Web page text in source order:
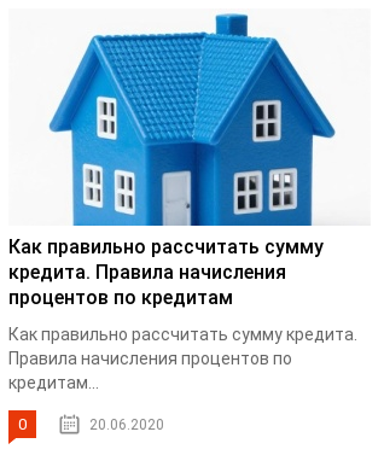
Как правильно рассчитать сумму
кредита. Правила начисления
процентов по кредитам
Как правильно рассчитать сумму кредита.
Правила начисления процентов по
кредитам...
0 20.06.2020